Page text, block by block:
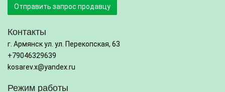
Отправить запрос продавцу
Контакты
г. Армянск ул. ул. Перекопская, 63
+79046329639
kosarev.x@yandex.ru
Режим работы